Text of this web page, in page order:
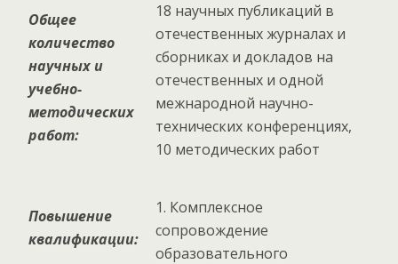
Общее
количество
научных и
учебно-
методических
работ:
18 научных публикаций в
отечественных журналах и
сборниках и докладов на
отечественных и одной
межнародной научно-
технических конференциях,
10 методических работ
Повышение
квалификации:
1. Комплексное
сопровождение
образовательного